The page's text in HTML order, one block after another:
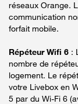
réseaux Orange.
communication
forfait mobile.
Répéteur Wifi 6 :
nombre de
logement. Le
votre Livebox en
5 par du Wi-Fi 6